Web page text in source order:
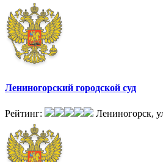
Лениногорский городской суд
Рейтинг: Лениногорск,